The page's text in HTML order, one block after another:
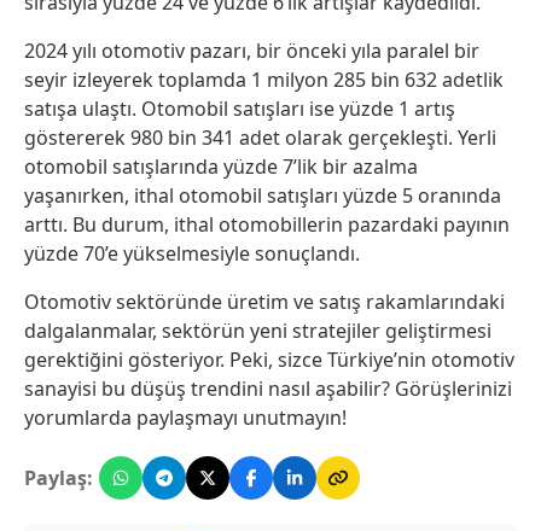
2024 yılı otomotiv pazarı, bir önceki yıla paralel bir
seyir izleyerek toplamda 1 milyon 285 bin 632 adetlik
satışa ulaştı. Otomobil satışları ise yüzde 1 artış
göstererek 980 bin 341 adet olarak gerçekleşti. Yerli
otomobil satışlarında yüzde 7’lik bir azalma
yaşanırken, ithal otomobil satışları yüzde 5 oranında
arttı. Bu durum, ithal otomobillerin pazardaki payının
yüzde 70’e yükselmesiyle sonuçlandı.
Otomotiv sektöründe üretim ve satış rakamlarındaki
dalgalanmalar, sektörün yeni stratejiler geliştirmesi
gerektiğini gösteriyor. Peki, sizce Türkiye’nin otomotiv
sanayisi bu düşüş trendini nasıl aşabilir? Görüşlerinizi
yorumlarda paylaşmayı unutmayın!
Paylaş: